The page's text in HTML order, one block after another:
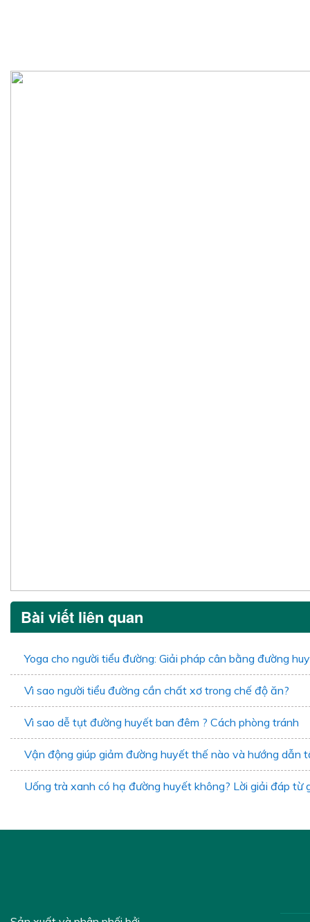
Bài viết liên quan
Yoga cho người tiểu đường: Giải pháp cân bằng đường
Vì sao người tiểu đường cần chất xơ trong chế độ ăn?
Vì sao dễ tụt đường huyết ban đêm ? Cách phòng tránh
Vận động giúp giảm đường huyết thế nào và hướng dẫn
Uống trà xanh có hạ đường huyết không? Lời giải đáp từ